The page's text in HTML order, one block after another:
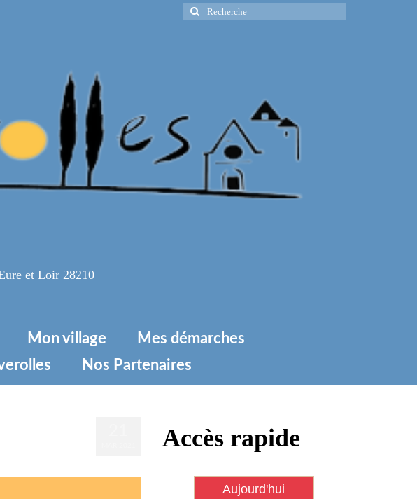
Rechercher
:
et Loir 28210
Mon village
Mes démarches
Nos Partenaires
Accès rapide
Aujourd'hui